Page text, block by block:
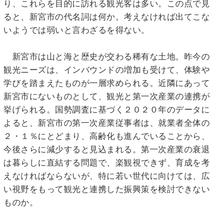
り、これらを目的に訪れる観光客は多い。この点で見
ると、新宮市の代名詞は何か。考えなければ出てこな
いようでは弱いと言わざるを得ない。
新宮市は山と海と歴史が交わる稀有な土地。昨今の
観光ニーズは、インバウンドの増加も受けて、体験や
学びを踏まえたものが一層求められる。近隣にあって
新宮市にないものとして、観光と第一次産業の連携が
挙げられる。国勢調査に基づく２０２０年のデータに
よると、新宮市の第一次産業従事者は、就業者全体の
２・１％にとどまり、高齢化も進んでいることから、
今後さらに減少すると見込まれる。第一次産業の衰退
は暮らしに直結する問題で、楽観視できず、育成を考
えなければならないが、特に若い世代に向けては、広
い視野をもって観光と連携した振興策を検討できない
ものか。